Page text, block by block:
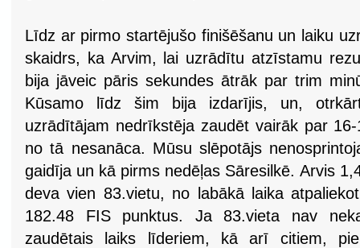
Līdz ar pirmo startējušo finišēšanu un laiku
skaidrs, ka Arvim, lai uzrādītu atzīstamu
bija jāveic pāris sekundes ātrāk par trim
Kūsamo līdz šim bija izdarījis, un,
uzrādītājam nedrīkstēja zaudēt vairāk par
no tā nesanāca. Mūsu slēpotājs
gaidīja un kā pirms nedēļas Sāresilkē. Arvis
deva vien 83.vietu, no labākā laika
182.48 FIS punktus. Ja 83.vieta nav
zaudētais laiks līderiem, kā arī citiem,